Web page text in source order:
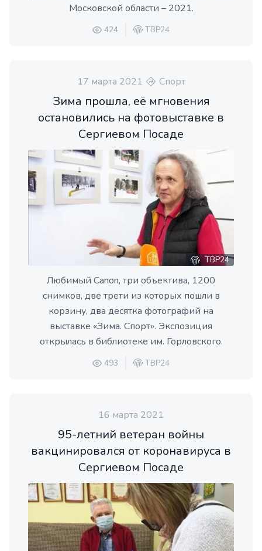
Московской области – 2021.
424 ТВР24
17 марта 2021 Спорт
Зима прошла, её мгновения
остановились на фотовыставке в
Сергиевом Посаде
ТВР24
Любимый Canon, три объектива, 1200
снимков, две трети из которых пошли в
корзину, два десятка фотографий на
выставке «Зима. Спорт». Экспозиция
открылась в библиотеке им. Горловского.
493 ТВР24
16 марта 2021
95-летний ветеран войны
вакцинировался от коронавируса в
Сергиевом Посаде